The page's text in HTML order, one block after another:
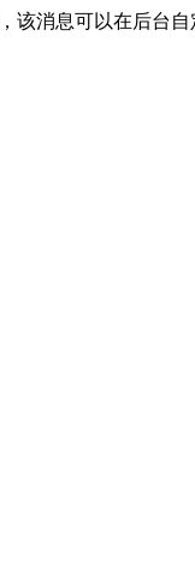
该消息可以在后台自